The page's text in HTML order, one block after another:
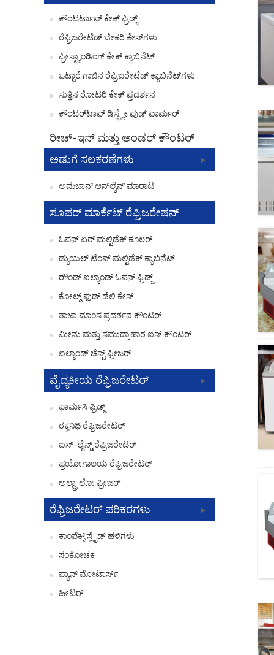
ಕೌಂಟರ್ಟಾಪ್ ಕೇಕ್ ಫ್ರಿಡ್ಜ್
ರೆಫ್ರಿಜರೇಟೆಡ್ ಬೇಕರಿ ಕೇಸ್‌ಗಳು
ಫ್ರೀಸ್ಟ್ಯಾಂಡಿಂಗ್ ಕೇಕ್ ಕ್ಯಾಬಿನೆಟ್
ಒಟ್ಟಾರೆ ಗಾಜಿನ ರೆಫ್ರಿಜರೇಟೆಡ್ ಕ್ಯಾಬಿನೆಟ್‌ಗಳು
ಸುತ್ತಿನ ರೋಟರಿ ಕೇಕ್ ಪ್ರದರ್ಶನ
ಕೌಂಟರ್‌ಟಾಪ್ ಡಿಸ್ಪ್ಲೇ ಫುಡ್ ವಾರ್ಮರ್
ರೀಚ್-ಇನ್ ಮತ್ತು ಅಂಡರ್ ಕೌಂಟರ್
ಅಡುಗೆ ಸಲಕರಣೆಗಳು
ಅಮೆಜಾನ್ ಆನ್‌ಲೈನ್ ಮಾರಾಟ
ಸೂಪರ್ ಮಾರ್ಕೆಟ್ ರೆಫ್ರಿಜರೇಷನ್
ಓಪನ್ ಏರ್ ಮಲ್ಟಿಡೆಕ್ ಕೂಲರ್
ಡ್ಯುಯಲ್ ಟೆಂಪ್ ಮಲ್ಟಿಡೆಕ್ ಕ್ಯಾಬಿನೆಟ್
ರೌಂಡ್ ಐಲ್ಯಾಂಡ್ ಓಪನ್ ಫ್ರಿಡ್ಜ್
ಕೋಲ್ಡ್ ಫುಡ್ ಡೆಲಿ ಕೇಸ್
ತಾಜಾ ಮಾಂಸ ಪ್ರದರ್ಶನ ಕೌಂಟರ್
ಮೀನು ಮತ್ತು ಸಮುದ್ರಾಹಾರ ಐಸ್ ಕೌಂಟರ್
ಐಲ್ಯಾಂಡ್ ಚೆಸ್ಟ್ ಫ್ರೀಜರ್
ವೈದ್ಯಕೀಯ ರೆಫ್ರಿಜರೇಟರ್
ಫಾರ್ಮಸಿ ಫ್ರಿಡ್ಜ್
ರಕ್ತನಿಧಿ ರೆಫ್ರಿಜರೇಟರ್
ಐಸ್-ಲೈನ್ಡ್ ರೆಫ್ರಿಜರೇಟರ್
ಪ್ರಯೋಗಾಲಯ ರೆಫ್ರಿಜರೇಟರ್
ಅಲ್ಟ್ರಾ ಲೋ ಫ್ರೀಜರ್
ರೆಫ್ರಿಜರೇಟರ್ ಪರಿಕರಗಳು
ಕಾಂಪೆಕ್ಸ್ ಸ್ಲೈಡ್ ಹಳಿಗಳು
ಸಂಕೋಚಕ
ಫ್ಯಾನ್ ಮೋಟಾರ್ಸ್
ಹೀಟರ್